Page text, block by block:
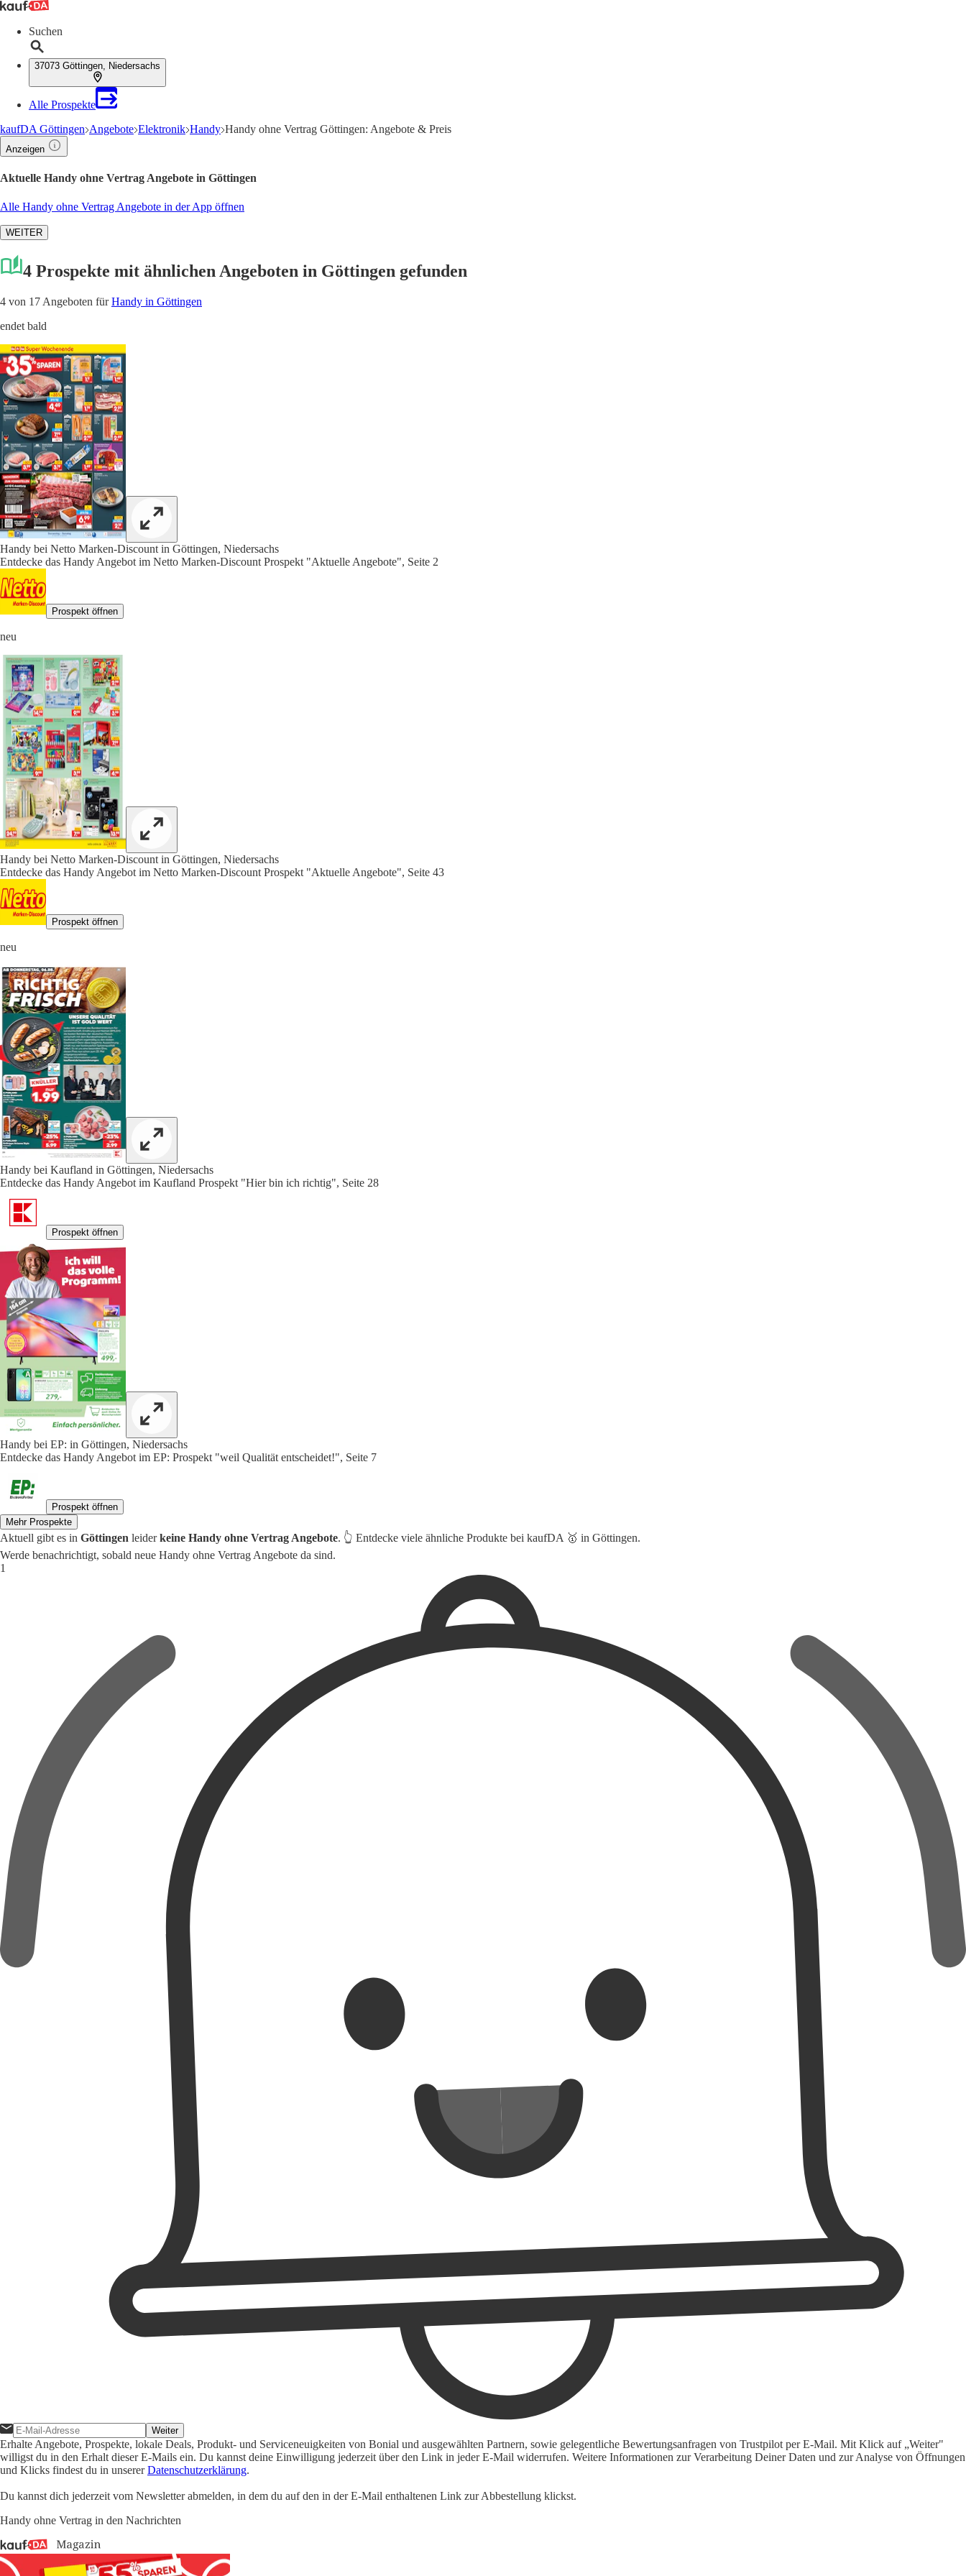
Suchen
37073 Göttingen, Niedersachs
Alle Prospekte
kaufDA Göttingen Angebote Elektronik Handy Handy ohne Vertrag Göttingen: Angebote & Preis
Anzeigen
Aktuelle Handy ohne Vertrag Angebote in Göttingen
Alle Handy ohne Vertrag Angebote in der App öffnen
WEITER
4 Prospekte mit ähnlichen Angeboten in Göttingen gefunden
4 von 17 Angeboten fürHandy in Göttingen
endet bald
Handy bei Netto Marken-Discount in Göttingen, Niedersachs
Entdecke das Handy Angebot im Netto Marken-Discount Prospekt "Aktuelle Angebote", Seite 2
Prospekt öffnen
neu
Handy bei Netto Marken-Discount in Göttingen, Niedersachs
Entdecke das Handy Angebot im Netto Marken-Discount Prospekt "Aktuelle Angebote", Seite 43
Prospekt öffnen
neu
Handy bei Kaufland in Göttingen, Niedersachs
Entdecke das Handy Angebot im Kaufland Prospekt "Hier bin ich richtig", Seite 28
Prospekt öffnen
Handy bei EP: in Göttingen, Niedersachs
Entdecke das Handy Angebot im EP: Prospekt "weil Qualität entscheidet!", Seite 7
Prospekt öffnen
Mehr Prospekte
Aktuell gibt es in Göttingen leiderkeine Handy ohne Vertrag Angebote. 👆 Entdecke viele ähnliche Produkte bei kaufDA 🥇 in Göttingen.
Werde benachrichtigt, sobald neue Handy ohne Vertrag Angebote da sind.
Weiter
Erhalte Angebote, Prospekte, lokale Deals, Produkt- und Serviceneuigkeiten von Bonial und ausgewählten Partnern, sowie gelegentliche Bewertungsanfragen von Trustpilot per E-Mail. Mit Klick auf „Weiter"
willigst du in den Erhalt dieser E-Mails ein. Du kannst deine Einwilligung jederzeit über den Link in jeder E-Mail widerrufen. Weitere Informationen zur Verarbeitung Deiner Daten und zur Analyse von Öffnungen
und Klicks findest du in unsererDatenschutzerklärung.
Du kannst dich jederzeit vom Newsletter abmelden, in dem du auf den in der E-Mail enthaltenen Link zur Abbestellung klickst.
Handy ohne Vertrag in den Nachrichten